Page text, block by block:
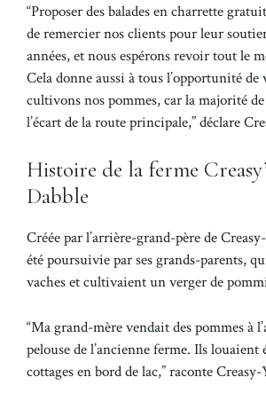
“Proposer des balades en charrette
de remercier nos clients pour leur
années, et nous espérons revoir tout le
Cela donne aussi à tous l’opportunité
cultivons nos pommes, car la majorité
l’écart de la route principale,” déclare
Histoire de la ferme
Dabble
Créée par l’arrière-grand-père de
été poursuivie par ses grands-parents,
vaches et cultivaient un verger de
“Ma grand-mère vendait des pommes à
pelouse de l’ancienne ferme. Ils louaient
cottages en bord de lac,” raconte Creasy-